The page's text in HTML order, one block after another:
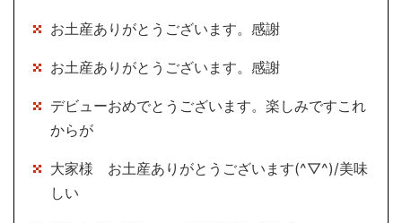
お土産ありがとうございます。感謝
お土産ありがとうございます。感謝
デビューおめでとうございます。楽しみですこれ
からが
大家様 お土産ありがとうございます(^▽^)/美味
しい